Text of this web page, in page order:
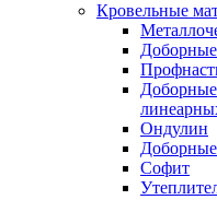
Кровельные
Ондулин
Софит